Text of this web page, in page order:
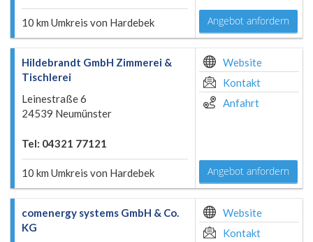
10 km Umkreis von Hardebek Angebot anfordern
Hildebrandt GmbH Zimmerei &
Tischlerei
Leinestraße 6
24539 Neumünster
Tel: 04321 77121
10 km Umkreis von Hardebek
Website
Kontakt
Anfahrt
Angebot anfordern
comenergy systems GmbH & Co.
KG
Website
Kontakt